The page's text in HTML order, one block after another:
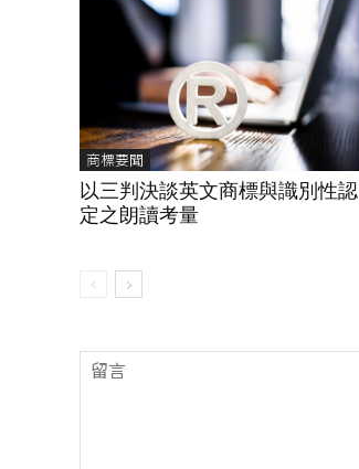
商標要聞
以三判決談英文商標與識別性認
定之朗讀考量